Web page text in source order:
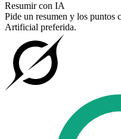
Resumir con IA
Pide un resumen y los puntos
Artificial preferida.